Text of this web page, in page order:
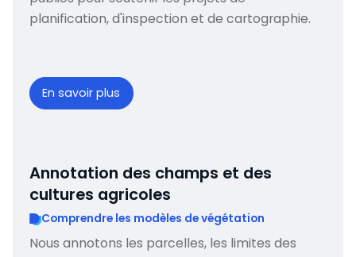
planification, d'inspection et de cartographie.
En savoir plus
Annotation des champs et des
cultures agricoles
Comprendre les modèles de végétation
Nous annotons les parcelles, les limites des